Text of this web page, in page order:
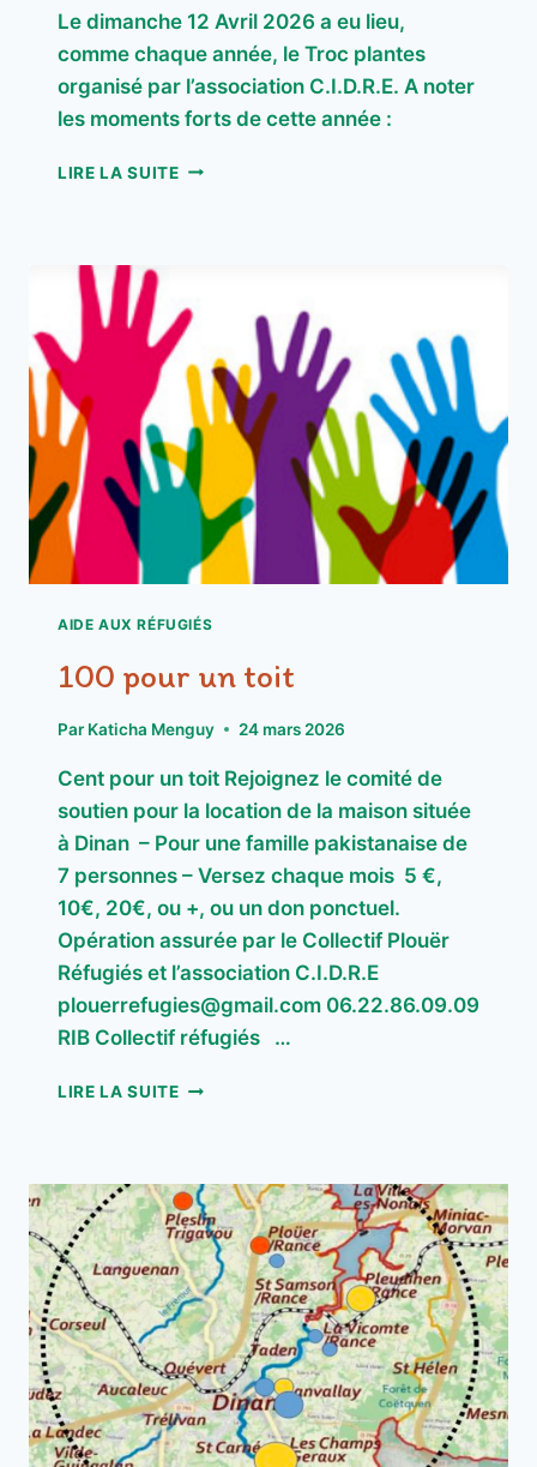
Le dimanche 12 Avril 2026 a eu lieu,
comme chaque année, le Troc plantes
organisé par l’association C.I.D.R.E. A noter
les moments forts de cette année :
LIRE LA SUITE11ÈME
AIDE AUX RÉFUGIÉS
100 pour un toit
Par Katicha Menguy 24 mars 2026
Cent pour un toit Rejoignez le comité de
soutien pour la location de la maison située
à Dinan – Pour une famille pakistanaise de
7 personnes – Versez chaque mois 5 €,
10€, 20€, ou +, ou un don ponctuel.
Opération assurée par le Collectif Plouër
Réfugiés et l’association C.I.D.R.E
plouerrefugies@gmail.com 06.22.86.09.09
RIB Collectif réfugiés …
LIRE LA SUITE100